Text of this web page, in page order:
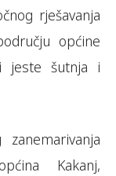
rješavanja
općine
jeste šutnja i
Kakanj,